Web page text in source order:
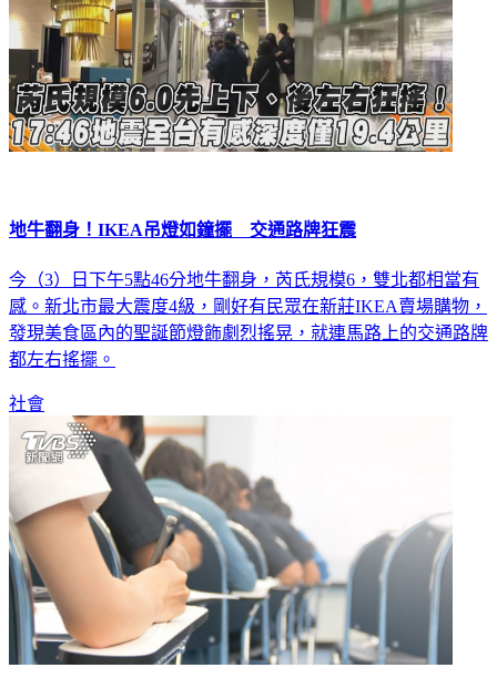
地牛翻身！IKEA吊燈如鐘擺 交通路牌狂震
今（3）日下午5點46分地牛翻身，芮氏規模6，雙北都相當有
感。新北市最大震度4級，剛好有民眾在新莊IKEA賣場購物，
發現美食區內的聖誕節燈飾劇烈搖晃，就連馬路上的交通路牌
都左右搖擺。
社會